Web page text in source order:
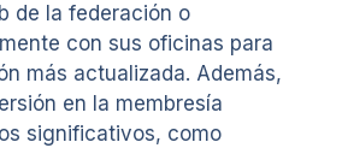
de la federación o
con sus oficinas para
más actualizada. Además,
en la membresía
significativos, como